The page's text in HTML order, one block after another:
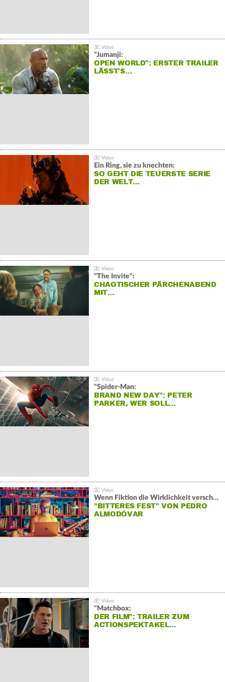
"Jumanji:
OPEN WORLD": ERSTER TRAILER
LÄSST'S…
Ein Ring, sie zu knechten:
SO GEHT DIE TEUERSTE SERIE
DER WELT…
"The Invite":
CHAOTISCHER PÄRCHENABEND
MIT…
"Spider-Man:
BRAND NEW DAY": PETER
PARKER, WER SOLL…
Wenn Fiktion die Wirklichkeit verschiebt:
"BITTERES FEST" VON PEDRO
ALMODÓVAR
"Matchbox:
DER FILM": TRAILER ZUM
ACTIONSPEKTAKEL…